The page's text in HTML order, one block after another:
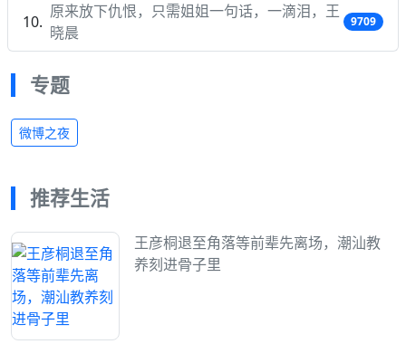
原来放下仇恨，只需姐姐一句话，一滴泪，王
晓晨
9709
专题
微博之夜
推荐生活
王彦桐退至角落等前辈先离场，潮汕教
养刻进骨子里